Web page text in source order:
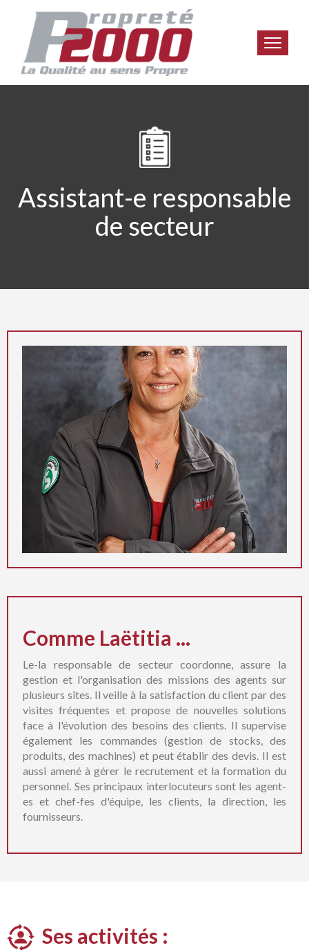
Assistant-e responsable
de secteur
Comme Laëtitia ...
Le-la responsable de secteur coordonne, assure la
gestion et l'organisation des missions des agents sur
plusieurs sites. Il veille à la satisfaction du client par des
visites fréquentes et propose de nouvelles solutions
face à l'évolution des besoins des clients. Il supervise
également les commandes (gestion de stocks, des
produits, des machines) et peut établir des devis. Il est
aussi amené à gérer le recrutement et la formation du
personnel. Ses principaux interlocuteurs sont les agent-
es et chef-fes d'équipe, les clients, la direction, les
fournisseurs.
Ses activités :